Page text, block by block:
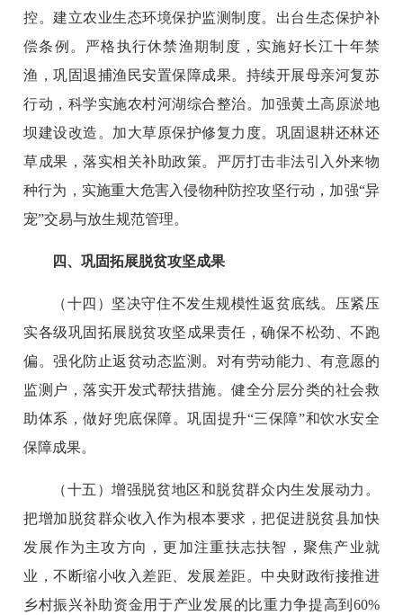
控。建立农业生态环境保护监测制度。出台生态保护补
偿条例。严格执行休禁渔期制度，实施好长江十年禁
渔，巩固退捕渔民安置保障成果。持续开展母亲河复苏
行动，科学实施农村河湖综合整治。加强黄土高原淤地
坝建设改造。加大草原保护修复力度。巩固退耕还林还
草成果，落实相关补助政策。严厉打击非法引入外来物
种行为，实施重大危害入侵物种防控攻坚行动，加强“异
宠”交易与放生规范管理。
四、巩固拓展脱贫攻坚成果
（十四）坚决守住不发生规模性返贫底线。压紧压
实各级巩固拓展脱贫攻坚成果责任，确保不松劲、不跑
偏。强化防止返贫动态监测。对有劳动能力、有意愿的
监测户，落实开发式帮扶措施。健全分层分类的社会救
助体系，做好兜底保障。巩固提升“三保障”和饮水安全
保障成果。
（十五）增强脱贫地区和脱贫群众内生发展动力。
把增加脱贫群众收入作为根本要求，把促进脱贫县加快
发展作为主攻方向，更加注重扶志扶智，聚焦产业就
业，不断缩小收入差距、发展差距。中央财政衔接推进
乡村振兴补助资金用于产业发展的比重力争提高到60%